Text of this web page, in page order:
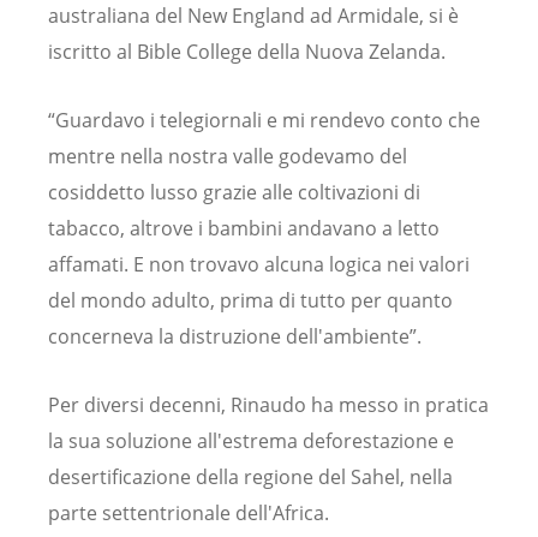
australiana del New England ad Armidale, si è
iscritto al Bible College della Nuova Zelanda.
“Guardavo i telegiornali e mi rendevo conto che
mentre nella nostra valle godevamo del
cosiddetto lusso grazie alle coltivazioni di
tabacco, altrove i bambini andavano a letto
affamati. E non trovavo alcuna logica nei valori
del mondo adulto, prima di tutto per quanto
concerneva la distruzione dell'ambiente”.
Per diversi decenni, Rinaudo ha messo in pratica
la sua soluzione all'estrema deforestazione e
desertificazione della regione del Sahel, nella
parte settentrionale dell'Africa.